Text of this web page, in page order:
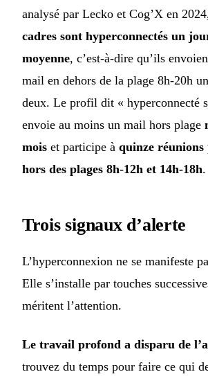
analysé par Lecko et Cog’X en
cadres sont hyperconnectés un
moyenne, c’est-à-dire qu’ils
mail en dehors de la plage 8h-20h
deux. Le profil dit « hyperconnecté
envoie au moins un mail hors plage
mois et participe à quinze
hors des plages 8h-12h et 14h-18h.
Trois signaux d’alerte
L’hyperconnexion ne se manifeste
Elle s’installe par touches
méritent l’attention.
Le travail profond a disparu de
trouvez du temps pour faire ce qui